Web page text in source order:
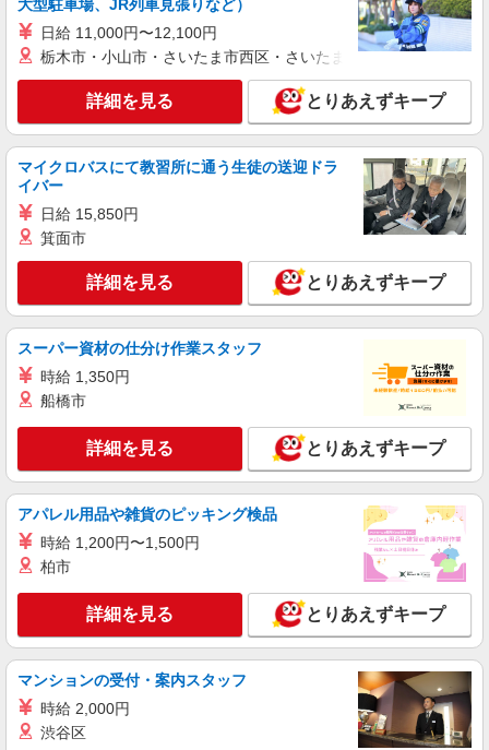
時給1100円 ＜高校生＞時給1070円
栃木県小山市西城南3-1-10
キープ 詳細を見る
ケンタッキーフライドチキン イオンモール小山店
カウンター・キッチンスタッフ ＜優先募集日
時給1100円 ＜高校生＞時給1070円
栃木県小山市中久喜1467-1
キープ 詳細を見る
すき家 4号小山間々田店
すき家の店舗スタッフ（接客・調理・清掃な
ど）
時給1,413円
栃木県小山市間々田五料2416-5
キープ 詳細を見る
すき家 4号小山間々田店
すき家の店舗スタッフ（接客・調理・清掃な
ど）
時給1,130円 ※22:00〜翌5:00：時給1,413円 ※
高校生時給1,080円 ※早朝手当（5:00〜9:00）時給
栃木県小山市間々田五料2416-5
大型駐車場、JR列車見張りなど）
日給 11,000円〜12,100円
栃木市・小山市・さいたま市西区・さいたま市岩槻区・久喜市・
詳細を見る とりあえずキープ
マイクロバスにて教習所に通う生徒の送迎ドラ
イバー
日給 15,850円
箕面市
詳細を見る とりあえずキープ
スーパー資材の仕分け作業スタッフ
時給 1,350円
船橋市
詳細を見る とりあえずキープ
アパレル用品や雑貨のピッキング検品
時給 1,200円〜1,500円
柏市
詳細を見る とりあえずキープ
マンションの受付・案内スタッフ
時給 2,000円
渋谷区